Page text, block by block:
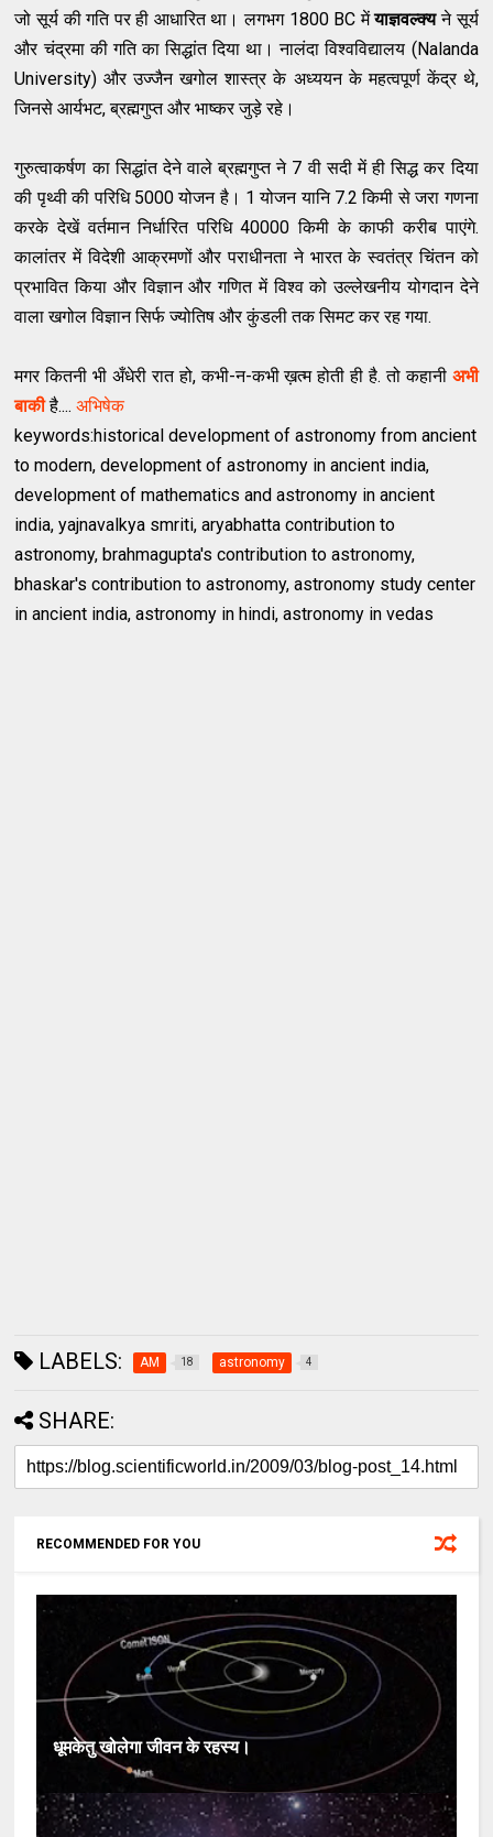
जो सूर्य की गति पर ही आधारित था। लगभग 1800 BC मेंयाज्ञवल्क्यने सूर्य
और चंद्रमा की गति का सिद्धांत दिया था। नालंदा विश्वविद्यालय (Nalanda
University) और उज्जैन खगोल शास्त्र के अध्ययन के महत्वपूर्ण केंद्र थे,
जिनसे आर्यभट, ब्रह्मगुप्त और भाष्कर जुड़े रहे।
गुरुत्वाकर्षण का सिद्धांत देने वाले ब्रह्मगुप्त ने 7 वी सदी में ही सिद्ध कर दिया
की पृथ्वी की परिधि 5000 योजन है। 1 योजन यानि 7.2 किमी से जरा गणना
करके देखें वर्तमान निर्धारित परिधि 40000 किमी के काफी करीब पाएंगे.
कालांतर में विदेशी आक्रमणों और पराधीनता ने भारत के स्वतंत्र चिंतन को
प्रभावित किया और विज्ञान और गणित में विश्व को उल्लेखनीय योगदान देने
वाला खगोल विज्ञान सिर्फ ज्योतिष और कुंडली तक सिमट कर रह गया.
मगर कितनी भी अँधेरी रात हो, कभी-न-कभी ख़त्म होती ही है. तो कहानी अभी
बाकीहै....अभिषेक
keywords:historical development of astronomy from ancient
to modern, development of astronomy in ancient india,
development of mathematics and astronomy in ancient
india, yajnavalkya smriti, aryabhatta contribution to
astronomy, brahmagupta's contribution to astronomy,
bhaskar's contribution to astronomy, astronomy study center
in ancient india, astronomy in hindi, astronomy in vedas
LABELS: AM 18 astronomy 4
SHARE:
RECOMMENDED FOR YOU
धूमकेतु खोलेगा जीवन के रहस्‍य।